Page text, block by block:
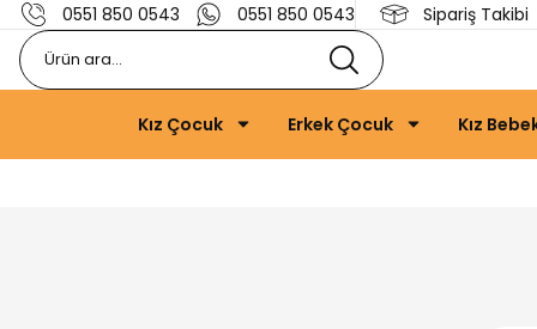
0551 850 0543 0551 850 0543 Sipariş Takibi
Kız Çocuk Erkek Çocuk Kız